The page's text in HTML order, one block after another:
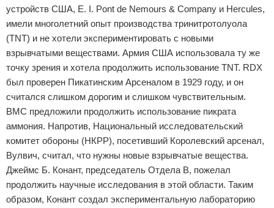
устройств США, E. I. Pont de Nemours & Company и Hercules,
имели многолетний опыт производства тринитротолуола
(TNT) и не хотели экспериментировать с новыми
взрывчатыми веществами. Армия США использовала ту же
точку зрения и хотела продолжить использование TNT. RDX
был проверен Пикатинским Арсеналом в 1929 году, и он
считался слишком дорогим и слишком чувствительным.
ВМС предложили продолжить использование пикрата
аммония. Напротив, Национальный исследовательский
комитет обороны (НКРР), посетивший Королевский арсенал,
Вулвич, считал, что нужны новые взрывчатые вещества.
Джеймс Б. Конант, председатель Отдела B, пожелал
продолжить научные исследования в этой области. Таким
образом, Конант создал экспериментальную лабораторию